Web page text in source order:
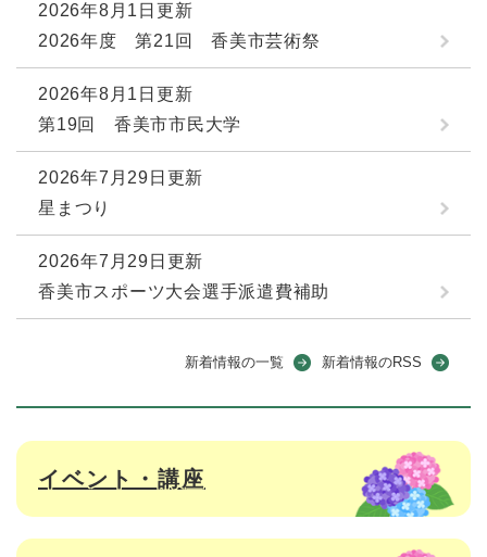
2026年8月1日更新
2026年度 第21回 香美市芸術祭
2026年8月1日更新
第19回 香美市市民大学
2026年7月29日更新
星まつり
2026年7月29日更新
香美市スポーツ大会選手派遣費補助
新着情報の一覧 新着情報のRSS
イベント・講座